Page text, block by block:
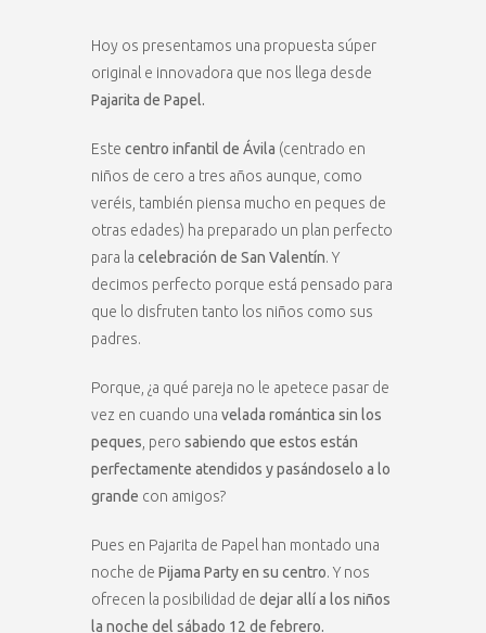
Hoy os presentamos una propuesta súper
original e innovadora que nos llega desde
Pajarita de Papel.
Este centro infantil de Ávila (centrado en
niños de cero a tres años aunque, como
veréis, también piensa mucho en peques de
otras edades) ha preparado un plan perfecto
para la celebración de San Valentín. Y
decimos perfecto porque está pensado para
que lo disfruten tanto los niños como sus
padres.
Porque, ¿a qué pareja no le apetece pasar de
vez en cuando una velada romántica sin los
peques , pero sabiendo que estos están
perfectamente atendidos y pasándoselo a lo
grande con amigos?
Pues en Pajarita de Papel han montado una
noche de Pijama Party en su centro. Y nos
ofrecen la posibilidad de dejar allí a los niños
la noche del sábado 12 de febrero.